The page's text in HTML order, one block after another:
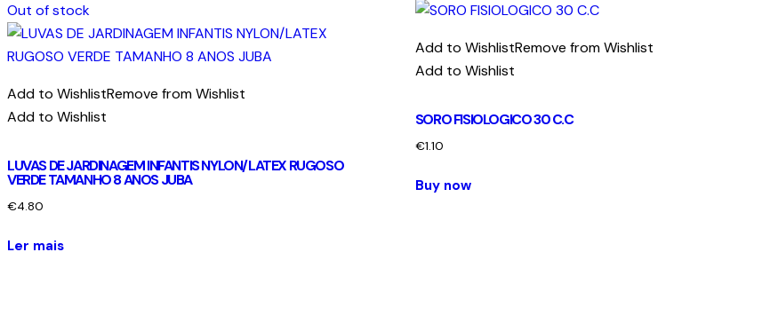
Out of stock
Add to WishlistRemove from Wishlist
Add to Wishlist
LUVAS DE JARDINAGEM INFANTIS NYLON/LATEX RUGOSO
VERDE TAMANHO 8 ANOS JUBA
€4.80
Ler mais
Add to WishlistRemove from Wishlist
Add to Wishlist
SORO FISIOLOGICO 30 C.C
€1.10
Buy now